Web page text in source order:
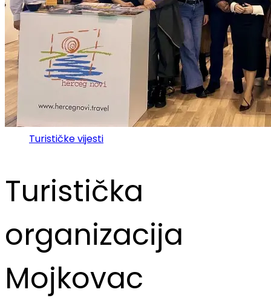
Turističke vijesti
Turistička
organizacija
Mojkovac